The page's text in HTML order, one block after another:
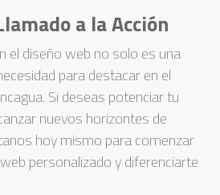
a la Acción
el diseño web no solo es una
para destacar en el
Si deseas potenciar tu
nuevos horizontes de
hoy mismo para comenzar
personalizado y diferenciarte